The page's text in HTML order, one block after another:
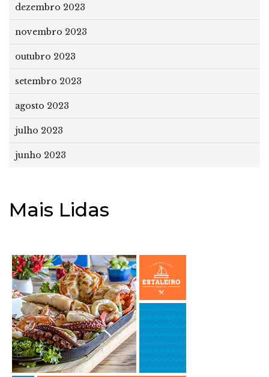
dezembro 2023
novembro 2023
outubro 2023
setembro 2023
agosto 2023
julho 2023
junho 2023
Mais Lidas